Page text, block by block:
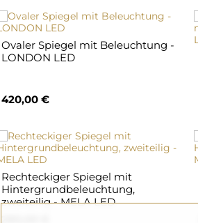
Ovaler Spiegel mit Beleuchtung -
LONDON LED
420,00 €
Rechteckiger Spiegel mit
Hintergrundbeleuchtung,
zweiteilig - MELA LED